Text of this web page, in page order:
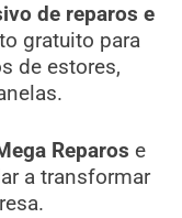
de reparos e
gratuito para
de estores,
Reparos e
a transformar